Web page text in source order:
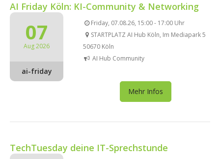
AI Friday Köln: KI-Community & Networking
07
Aug 2026
ai-friday
Friday, 07.08.26, 15:00 - 17:00 Uhr
STARTPLATZ AI Hub Köln, Im Mediapark 5
50670 Köln
AI Hub Community
Mehr Infos
TechTuesday deine IT-Sprechstunde